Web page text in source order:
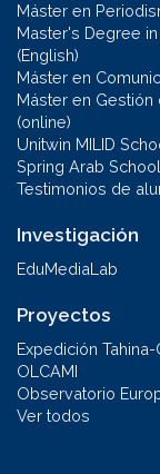
Máster en
Master's Degree
(English)
Máster en
Máster en Gestión
(online)
Unitwin MILID
Spring Arab School
Testimonios de
Investigación
EduMediaLab
Proyectos
Expedición Tahina-
OLCAMI
Observatorio
Ver todos